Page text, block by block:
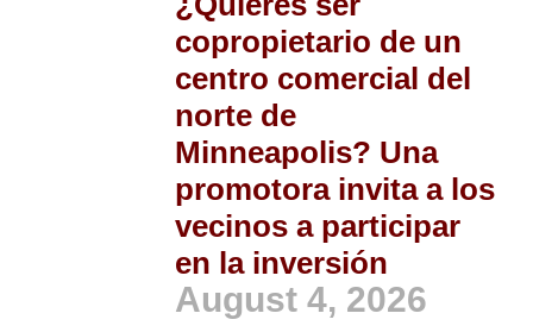
copropietario de un
centro comercial del
norte de
Minneapolis? Una
promotora invita a los
vecinos a participar
en la inversión
August 4, 2026